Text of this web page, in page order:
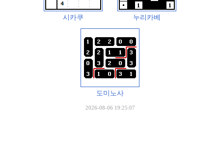
시카쿠 누리카베
도미노사
2026-08-06 19:25:07